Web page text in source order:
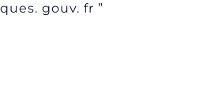
gouv. fr ”